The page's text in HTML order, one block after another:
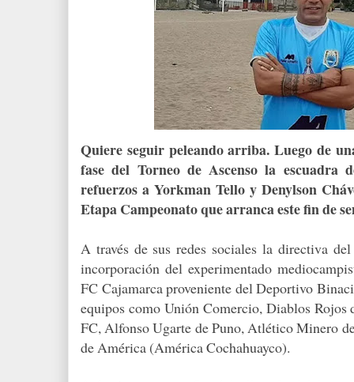
Quiere seguir peleando arriba. Luego de
fase del Torneo de Ascenso la escuadra
refuerzos a Yorkman Tello y Denylson
Etapa Campeonato que arranca este fin de
A través de sus redes sociales la directiva
incorporación del experimentado
FC Cajamarca proveniente del Deportivo
equipos como Unión Comercio, Diablos Rojos
FC, Alfonso Ugarte de Puno, Atlético Minero
de América (América Cochahuayco).